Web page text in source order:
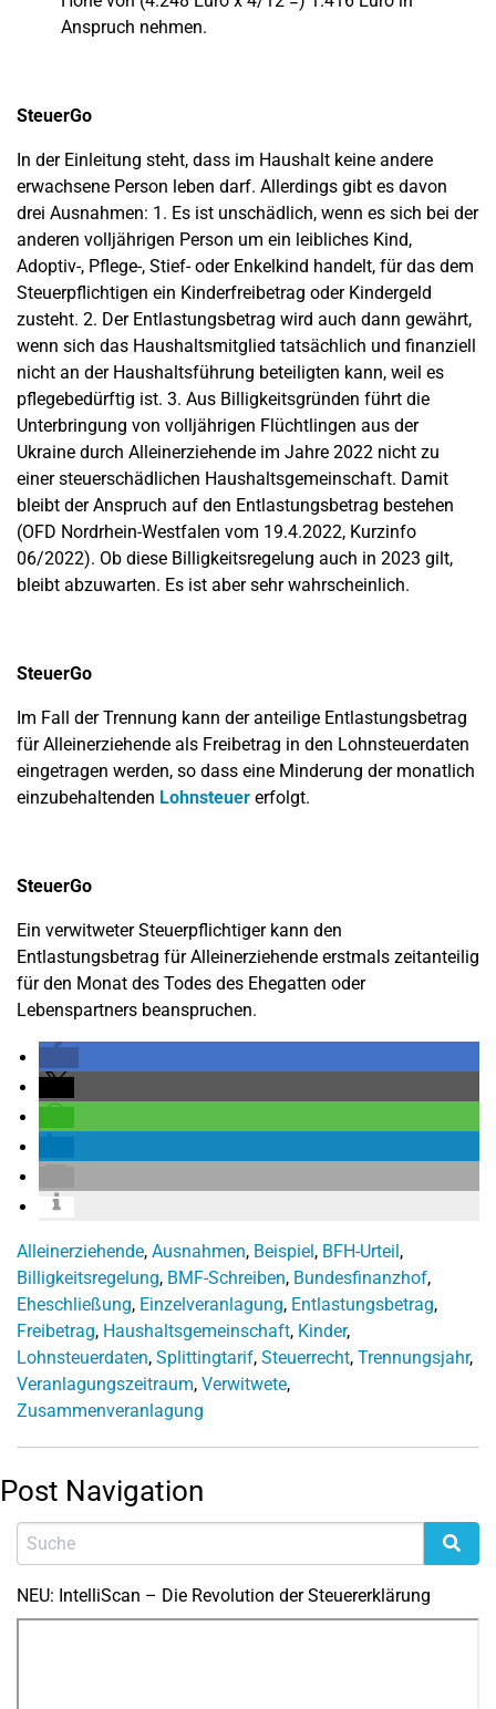
Anspruch nehmen.
SteuerGo
In der Einleitung steht, dass im Haushalt keine andere
erwachsene Person leben darf. Allerdings gibt es davon
drei Ausnahmen: 1. Es ist unschädlich, wenn es sich bei der
anderen volljährigen Person um ein leibliches Kind,
Adoptiv-, Pflege-, Stief- oder Enkelkind handelt, für das dem
Steuerpflichtigen ein Kinderfreibetrag oder Kindergeld
zusteht. 2. Der Entlastungsbetrag wird auch dann gewährt,
wenn sich das Haushaltsmitglied tatsächlich und finanziell
nicht an der Haushaltsführung beteiligten kann, weil es
pflegebedürftig ist. 3. Aus Billigkeitsgründen führt die
Unterbringung von volljährigen Flüchtlingen aus der
Ukraine durch Alleinerziehende im Jahre 2022 nicht zu
einer steuerschädlichen Haushaltsgemeinschaft. Damit
bleibt der Anspruch auf den Entlastungsbetrag bestehen
(OFD Nordrhein-Westfalen vom 19.4.2022, Kurzinfo
06/2022). Ob diese Billigkeitsregelung auch in 2023 gilt,
bleibt abzuwarten. Es ist aber sehr wahrscheinlich.
SteuerGo
Im Fall der Trennung kann der anteilige Entlastungsbetrag
für Alleinerziehende als Freibetrag in den Lohnsteuerdaten
eingetragen werden, so dass eine Minderung der monatlich
einzubehaltenden Lohnsteuer erfolgt.
SteuerGo
Ein verwitweter Steuerpflichtiger kann den
Entlastungsbetrag für Alleinerziehende erstmals zeitanteilig
für den Monat des Todes des Ehegatten oder
Lebenspartners beanspruchen.
Alleinerziehende, Ausnahmen, Beispiel, BFH-Urteil,
Billigkeitsregelung, BMF-Schreiben, Bundesfinanzhof,
Eheschließung, Einzelveranlagung, Entlastungsbetrag,
Freibetrag, Haushaltsgemeinschaft, Kinder,
Lohnsteuerdaten, Splittingtarif, Steuerrecht, Trennungsjahr,
Veranlagungszeitraum, Verwitwete,
Zusammenveranlagung
Post Navigation
NEU: IntelliScan – Die Revolution der Steuererklärung